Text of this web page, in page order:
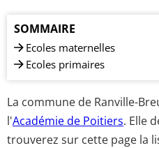
SOMMAIRE
Ecoles maternelles
Ecoles primaires
La commune de Ranville-
l'Académie de Poitiers. Elle
trouverez sur cette page la